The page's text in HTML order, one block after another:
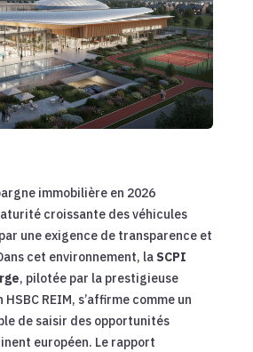
immobilière en 2026
croissante des véhicules
une exigence de transparence et
cet environnement, la SCPI
, pilotée par la prestigieuse
REIM, s’affirme comme un
de saisir des opportunités
européen. Le rapport